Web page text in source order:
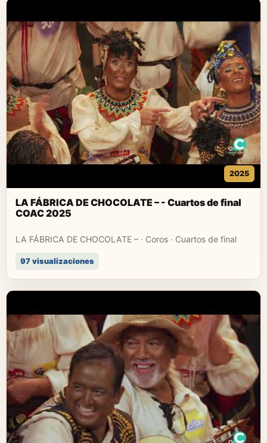
2025
LA FÁBRICA DE CHOCOLATE – - Cuartos de final
COAC 2025
LA FÁBRICA DE CHOCOLATE – · Coros · Cuartos de final
97 visualizaciones